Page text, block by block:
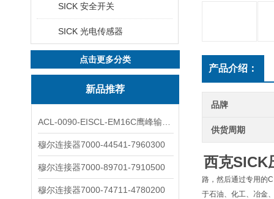
SICK 安全开关
SICK 光电传感器
点击更多分类
新品推荐
穆尔连接器7000-44541-7960300
穆尔连接器7000-89701-7910500
穆尔连接器7000-74711-4780200
产品介绍：
品牌
供货周期
西克SICK
路，然后通过专用的
于石油、化工、冶金